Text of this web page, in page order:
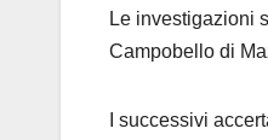
Le investigazioni
Campobello di
I successivi